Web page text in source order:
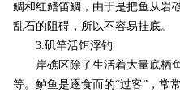
鲷和红鳍笛鲷，由于是把鱼从岩
乱石的阻碍，所以不容易挂底。
3.矶竿活饵浮钓
岸礁区除了生活着大量底栖鱼
等。鲈鱼是逐食而的“过客”，常